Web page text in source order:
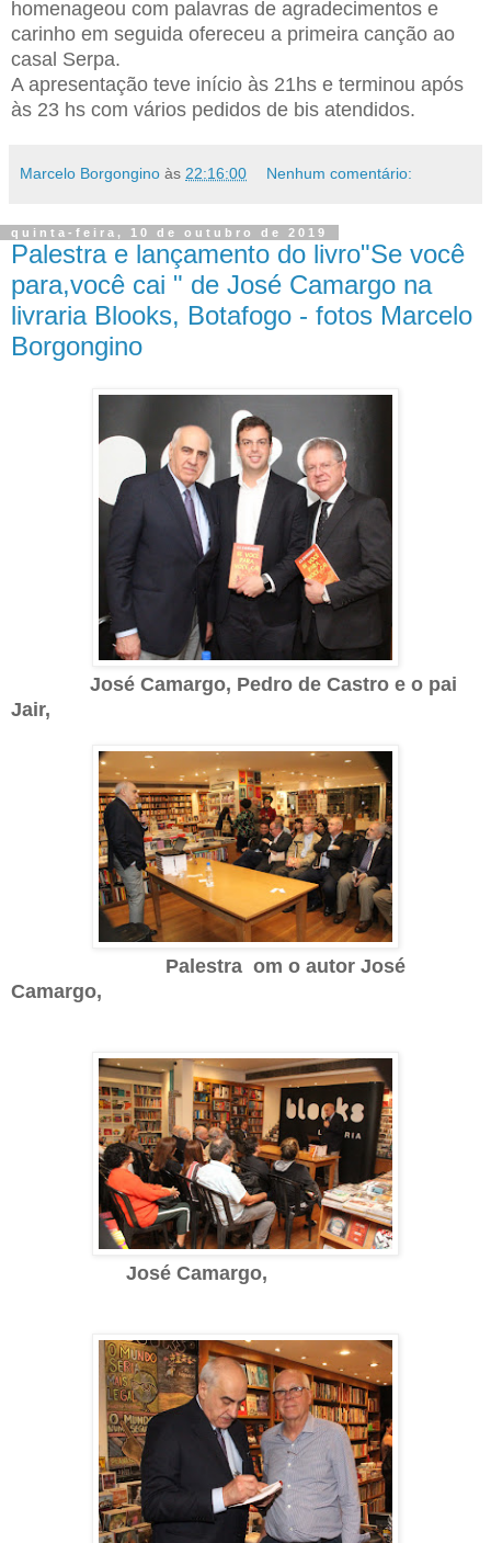
homenageou com palavras de agradecimentos e
carinho em seguida ofereceu a primeira canção ao
casal Serpa.
A apresentação teve início às 21hs e terminou após
às 23 hs com vários pedidos de bis atendidos.
Marcelo Borgongino às 22:16:00 Nenhum comentário:
quinta-feira, 10 de outubro de 2019
Palestra e lançamento do livro"Se você
para,você cai " de José Camargo na
livraria Blooks, Botafogo - fotos Marcelo
Borgongino
José Camargo, Pedro de Castro e o pai
Jair,
Palestra om o autor José
Camargo,
José Camargo,